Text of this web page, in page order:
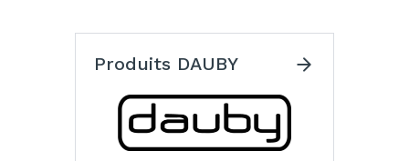
Produits DAUBY